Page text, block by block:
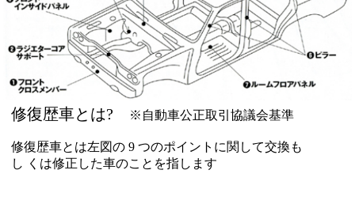
修復歴車とは? ※自動車公正取引協議会基準
修復歴車とは左図の 9 つのポイントに関して交換も
し くは修正した車のことを指します